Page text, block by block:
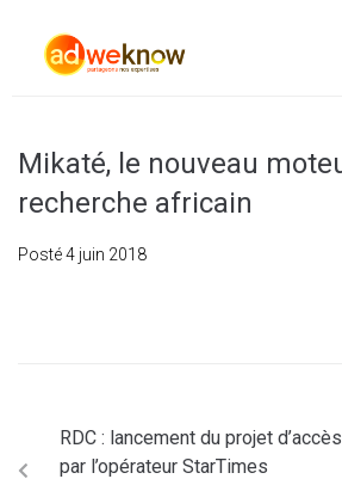
Mikaté, le nouveau
recherche africain
Posté4 juin 2018
RDC : lancement du projet
par l’opérateur StarTimes